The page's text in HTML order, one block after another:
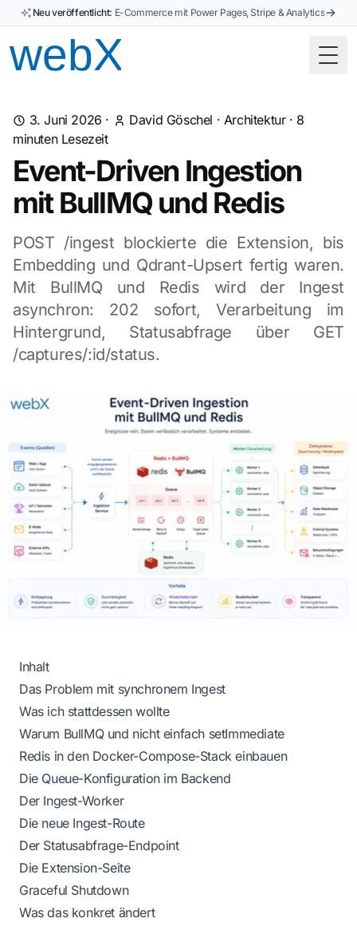
Neu veröffentlicht: E-Commerce mit Power Pages, Stripe & Analytics
3. Juni 2026 · David Göschel · Architektur· 8
minuten Lesezeit
Event-Driven Ingestion
mit BullMQ und Redis
POST /ingest blockierte die Extension, bis
Embedding und Qdrant-Upsert fertig waren.
Mit BullMQ und Redis wird der Ingest
asynchron: 202 sofort, Verarbeitung im
Hintergrund, Statusabfrage über GET
/captures/:id/status.
Inhalt
Das Problem mit synchronem Ingest
Was ich stattdessen wollte
Warum BullMQ und nicht einfach setImmediate
Redis in den Docker-Compose-Stack einbauen
Die Queue-Konfiguration im Backend
Der Ingest-Worker
Die neue Ingest-Route
Der Statusabfrage-Endpoint
Die Extension-Seite
Graceful Shutdown
Was das konkret ändert